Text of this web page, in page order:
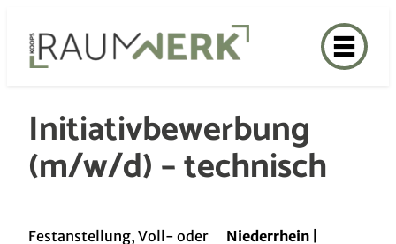
Inhalt
springen
Initiativbewerbung
(m/w/d) – technisch
Festanstellung, Voll- oder
Niederrhein |